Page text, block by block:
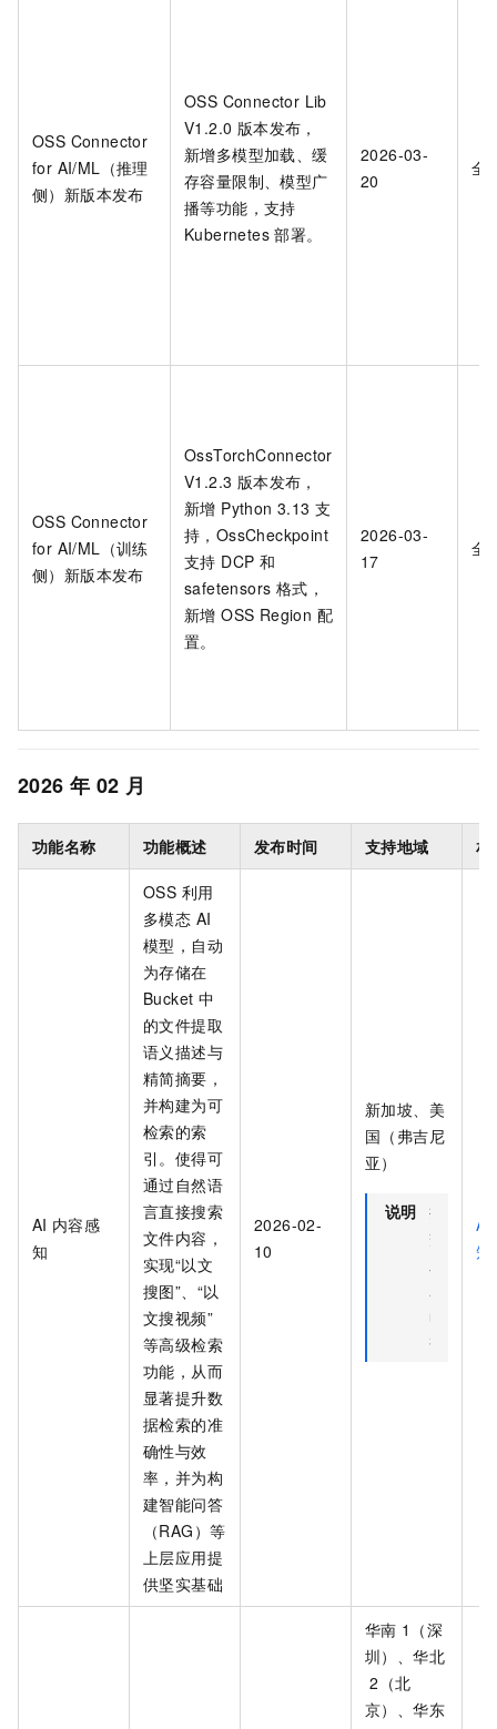
OSS Connector
for AI/ML（推理
侧）新版本发布
OSS Connector Lib
V1.2.0 版本发布，
新增多模型加载、缓
存容量限制、模型广
播等功能，支持
Kubernetes 部署。
2026-03-
20
全
OSS Connector
for AI/ML（训练
侧）新版本发布
OssTorchConnector
V1.2.3 版本发布，
新增 Python 3.13 支
持，OssCheckpoint
支持 DCP 和
safetensors 格式，
新增 OSS Region 配
置。
2026-03-
17
全
2026 年 02 月
功能名称 功能概述 发布时间 支持地域 相
AI 内容感
知
OSS 利用
多模态 AI
模型，自动
为存储在
Bucket 中
的文件提取
语义描述与
精简摘要，
并构建为可
检索的索
引。使得可
通过自然语
言直接搜索
文件内容，
实现“以文
搜图”、“以
文搜视频”
等高级检索
功能，从而
显著提升数
据检索的准
确性与效
率，并为构
建智能问答
（RAG）等
上层应用提
供坚实基础
2026-02-
10
新加坡、美
国（弗吉尼
亚）
说明 提
交
单
请
AI
知
华南 1（深
圳）、华北
2（北
京）、华东